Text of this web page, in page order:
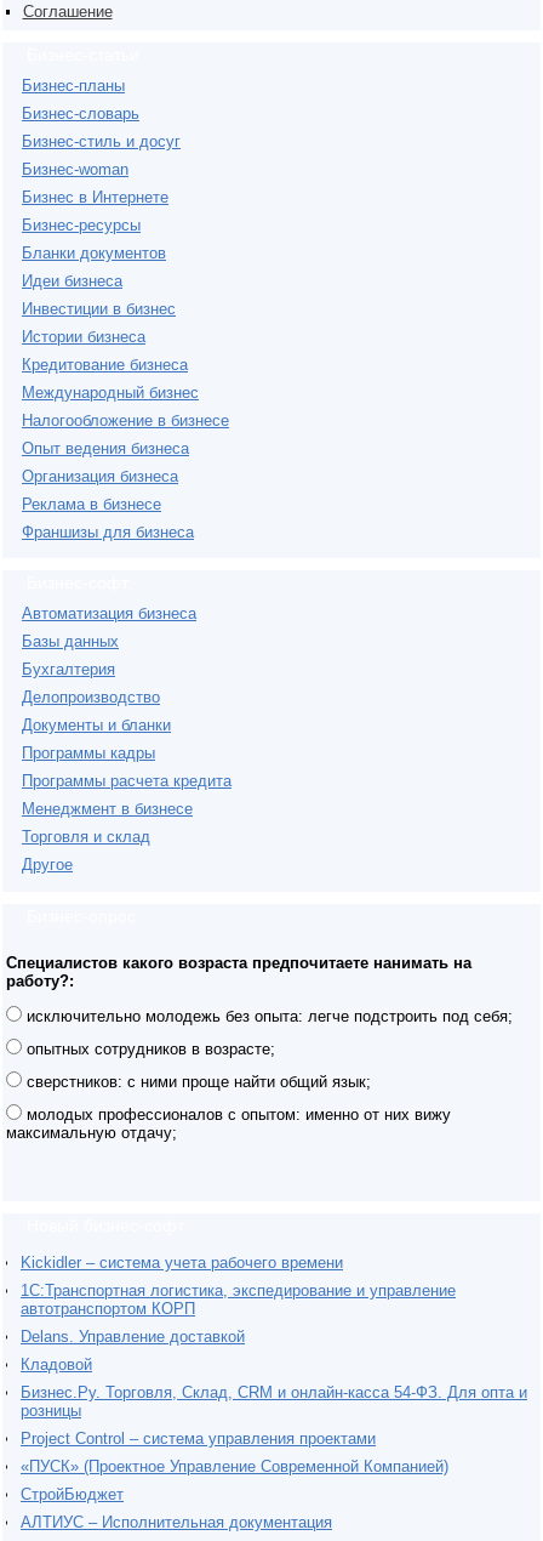
Соглашение
Бизнес-планы
Бизнес-словарь
Бизнес-стиль и досуг
Бизнес-woman
Бизнес в Интернете
Бизнес-ресурсы
Бланки документов
Идеи бизнеса
Инвестиции в бизнес
Истории бизнеса
Кредитование бизнеса
Международный бизнес
Налогообложение в бизнесе
Опыт ведения бизнеса
Организация бизнеса
Реклама в бизнесе
Франшизы для бизнеса
Автоматизация бизнеса
Базы данных
Бухгалтерия
Делопроизводство
Документы и бланки
Программы кадры
Программы расчета кредита
Менеджмент в бизнесе
Торговля и склад
Другое
Специалистов какого возраста предпочитаете нанимать на
работу?:
исключительно молодежь без опыта: легче подстроить под себя;
опытных сотрудников в возрасте;
сверстников: с ними проще найти общий язык;
молодых профессионалов с опытом: именно от них вижу
максимальную отдачу;
Kickidler – система учета рабочего времени
1С:Транспортная логистика, экспедирование и управление
автотранспортом КОРП
Delans. Управление доставкой
Кладовой
Бизнес.Ру. Торговля, Склад, CRM и онлайн-касса 54-ФЗ. Для опта и
розницы
Project Сontrol – система управления проектами
«ПУСК» (Проектное Управление Современной Компанией)
СтройБюджет
АЛТИУС – Исполнительная документация